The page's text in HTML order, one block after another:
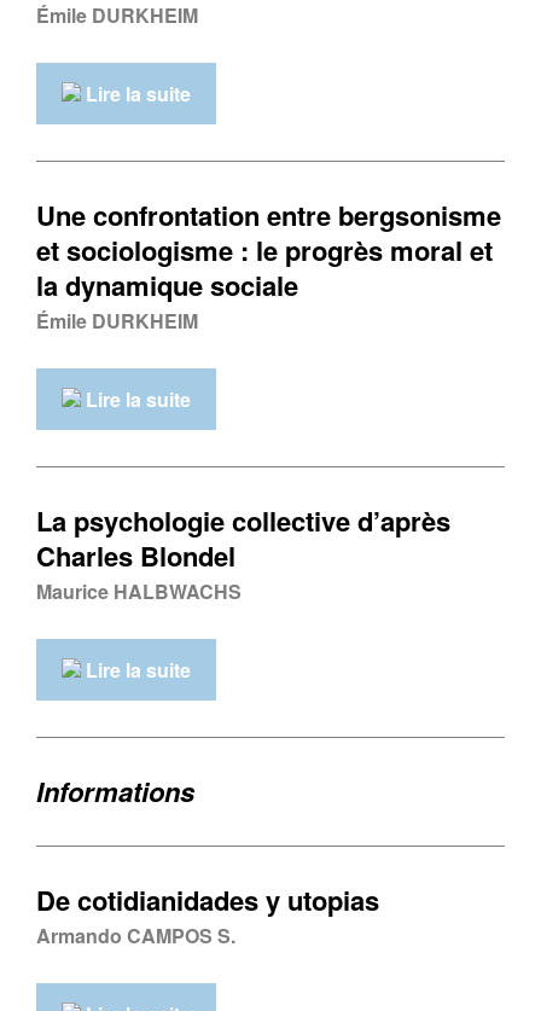
Émile DURKHEIM
Lire la suite
Une confrontation entre bergsonisme
et sociologisme : le progrès moral et
la dynamique sociale
Émile DURKHEIM
Lire la suite
La psychologie collective d’après
Charles Blondel
Maurice HALBWACHS
Lire la suite
Informations
De cotidianidades y utopias
Armando CAMPOS S.